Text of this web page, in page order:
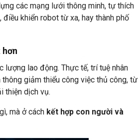
các mạng lưới thông minh, tự thích
khiển robot từ xa, hay thành phố
hơn
lượng lao động. Thực tế, trí tuệ nhân
giảm thiểu công việc thủ công, từ
thiện dịch vụ.
mà ở cách kết hợp con người và